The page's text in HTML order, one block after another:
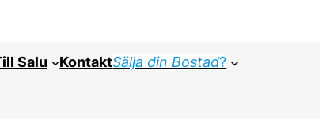
Salu KontaktSälja din Bostad?